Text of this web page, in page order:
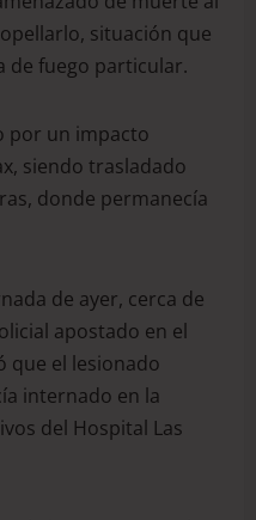
situación que
de fuego particular.
por un impacto
siendo trasladado
donde permanecía
de ayer, cerca de
apostado en el
que el lesionado
internado en la
del Hospital Las